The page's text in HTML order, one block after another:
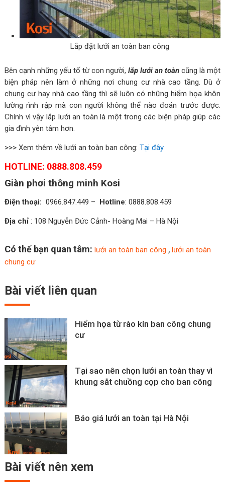
Lắp đặt lưới an toàn ban công
Bên cạnh những yếu tố từ con người, lắp lưới an toàncũng là một
biện pháp nên làm ở những nơi chung cư nhà cao tầng. Dù ở
chung cư hay nhà cao tầng thì sẽ luôn có những hiểm họa khôn
lường rình rập mà con người không thể nào đoán trước được.
Chính vì vậy lắp lưới an toàn là một trong các biện pháp giúp các
gia đình yên tâm hơn.
>>> Xem thêm về lưới an toàn ban công: Tại đây
HOTLINE: 0888.808.459
Giàn phơi thông minh Kosi
Điện thoại: 0966.847.449 – Hotline: 0888.808.459
Địa chỉ: 108 Nguyễn Đức Cảnh- Hoàng Mai – Hà Nội
Có thể bạn quan tâm: lưới an toàn ban công , lưới an toàn
chung cư
Bài viết liên quan
Hiểm họa từ rào kín ban công chung
cư
Tại sao nên chọn lưới an toàn thay vì
khung sắt chuồng cọp cho ban công
Báo giá lưới an toàn tại Hà Nội
Bài viết nên xem